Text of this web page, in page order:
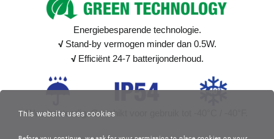
Energiebesparende technologie.
√Stand-by vermogen minder dan 0.5W.
√Efficiënt 24-7 batterijonderhoud.
Weerbestendig. Geschikt voor gebruik tot -40°C / -40°F.
This website uses cookies